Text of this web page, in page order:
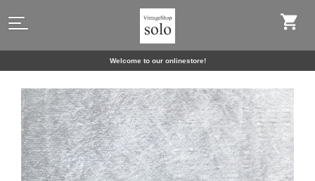
Welcome to our onlinestore!